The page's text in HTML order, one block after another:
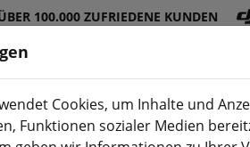
100.000 ZUFRIEDENE KUNDEN
DJI
Akku
Propelle
Cookies, um Inhalte und
Funktionen sozialer Medien